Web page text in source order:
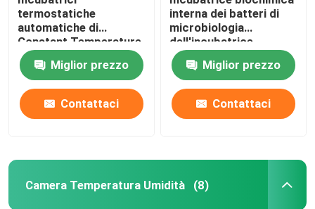
termostatiche
automatiche di
Constant Temperature
Biological
dell'incubatrice del
laboratorio
Miglior prezzo
Contattaci
interna dei batteri di
microbiologia
dell'incubatrice
SUS304
Miglior prezzo
Contattaci
Camera Temperatura Umidità (8)